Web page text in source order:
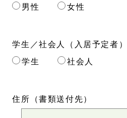
男性
女性
学生／社会人（入居予定者）
学生
社会人
住所 （書類送付先）